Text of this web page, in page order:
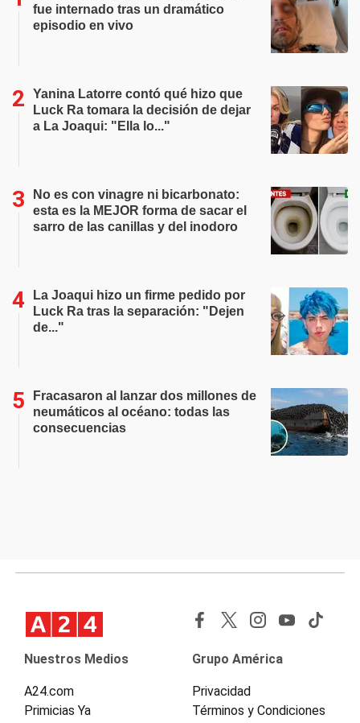
fue internado tras un dramático
episodio en vivo
Yanina Latorre contó qué hizo que
Luck Ra tomara la decisión de dejar
a La Joaqui: "Ella lo..."
No es con vinagre ni bicarbonato:
esta es la MEJOR forma de sacar el
sarro de las canillas y del inodoro
La Joaqui hizo un firme pedido por
Luck Ra tras la separación: "Dejen
de..."
Fracasaron al lanzar dos millones de
neumáticos al océano: todas las
consecuencias
Nuestros Medios
A24.com
Primicias Ya
Grupo América
Privacidad
Términos y Condiciones